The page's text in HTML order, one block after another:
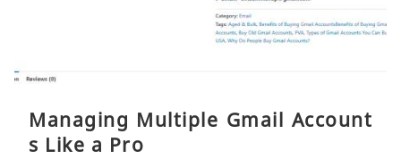
Managing Multiple Gmail Account
s Like a Pro